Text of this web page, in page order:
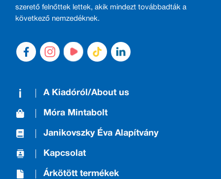
szerető felnőttek lettek, akik mindezt továbbadták a
következő nemzedéknek.
A Kiadóról/About us
Móra Mintabolt
Janikovszky Éva Alapítvány
Kapcsolat
Árkötött termékek